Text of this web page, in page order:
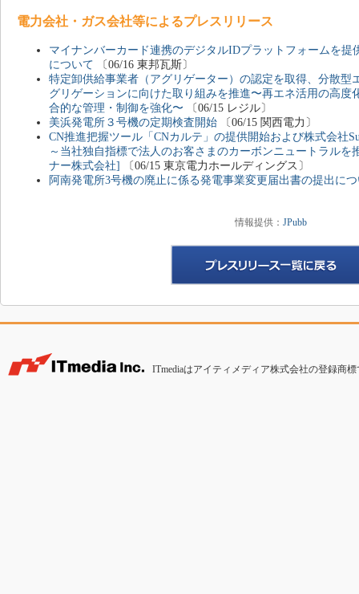
電力会社・ガス会社等によるプレスリリース
マイナンバーカード連携のデジタルIDプラットフォームを提
について 〔06/16 東邦瓦斯〕
特定卸供給事業者（アグリゲーター）の認定を取得、分散型
グリゲーションに向けた取り組みを推進〜再エネ活用の高度
合的な管理・制御を強化〜 〔06/15 レジル〕
美浜発電所３号機の定期検査開始 〔06/15 関西電力〕
CN推進把握ツール「CNカルテ」の提供開始および株式会社
～当社独自指標で法人のお客さまのカーボンニュートラルを
ナー株式会社]
〔06/15 東京電力ホールディングス〕
阿南発電所3号機の廃止に係る発電事業変更届出書の提出に
情報提供： JPubb
ITmediaはアイティメディア株式会社の登録商